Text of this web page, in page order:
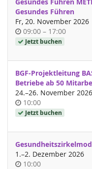
Gesundes Führen
Gesundes Führen
Fr, 20. November 2026
Uhrzeit
09:00 –bis
17:00
Jetzt buchen
BGF-Projektleitung
Betriebe ab 50
24.–bis
26. November 2026
Uhrzeit
10:00
Jetzt buchen
1.–bis
2. Dezember 2026
Uhrzeit
10:00